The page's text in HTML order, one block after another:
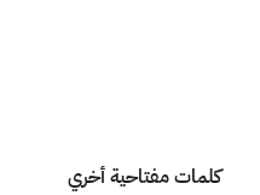
كلمات مفتاحية أخري